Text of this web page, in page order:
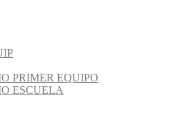
PRIMER EQUIPO
ESCUELA